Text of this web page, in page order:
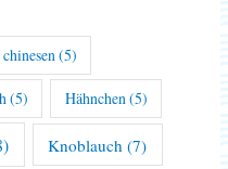
(5)
(5) Hähnchen(5)
Knoblauch (7)